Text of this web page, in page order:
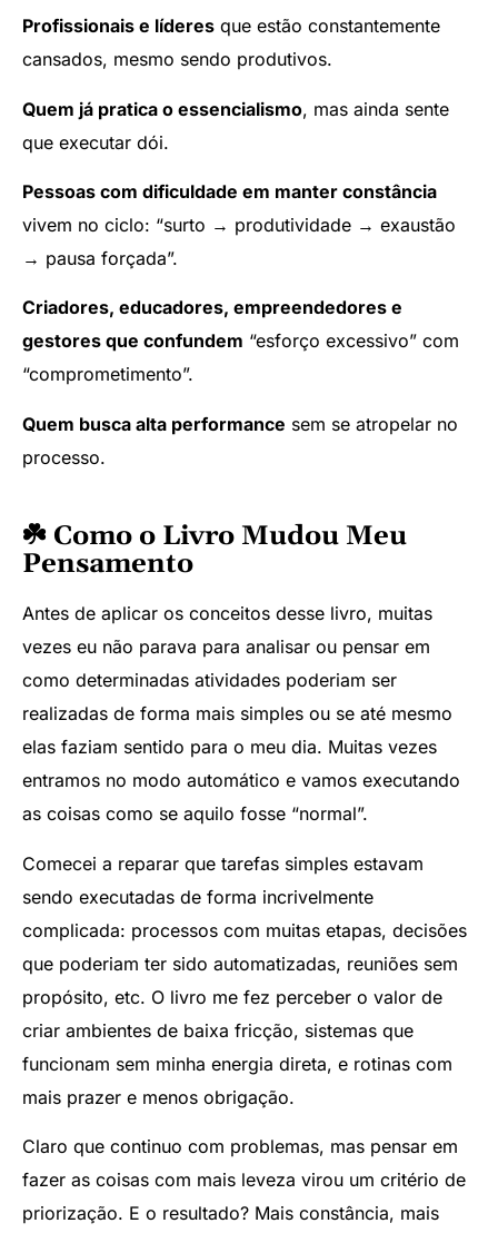
Profissionais e líderes que estão constantemente
cansados, mesmo sendo produtivos.
Quem já pratica o essencialismo, mas ainda sente
que executar dói.
Pessoas com dificuldade em manter constância
vivem no ciclo: “surto → produtividade → exaustão
→ pausa forçada”.
Criadores, educadores, empreendedores e
gestores que confundem “esforço excessivo” com
“comprometimento”.
Quem busca alta performance sem se atropelar no
processo.
☘️ Como o Livro Mudou Meu
Pensamento
Antes de aplicar os conceitos desse livro, muitas
vezes eu não parava para analisar ou pensar em
como determinadas atividades poderiam ser
realizadas de forma mais simples ou se até mesmo
elas faziam sentido para o meu dia. Muitas vezes
entramos no modo automático e vamos executando
as coisas como se aquilo fosse “normal”.
Comecei a reparar que tarefas simples estavam
sendo executadas de forma incrivelmente
complicada: processos com muitas etapas, decisões
que poderiam ter sido automatizadas, reuniões sem
propósito, etc. O livro me fez perceber o valor de
criar ambientes de baixa fricção, sistemas que
funcionam sem minha energia direta, e rotinas com
mais prazer e menos obrigação.
Claro que continuo com problemas, mas pensar em
fazer as coisas com mais leveza virou um critério de
priorização. E o resultado? Mais constância, mais